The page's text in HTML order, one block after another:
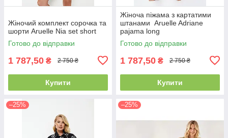
Жіночий комплект сорочка та
шорти Aruelle Nia set short
Готово до відправки
1 787,50 ₴ 2 750 ₴
Купити
Жіноча піжама з картатими
штанами Aruelle Adriane
pajama long
Готово до відправки
1 787,50 ₴ 2 750 ₴
Купити
–25% –25%